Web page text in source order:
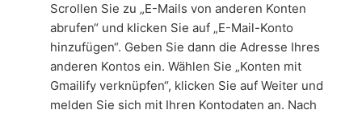
Scrollen Sie zu „E-Mails von anderen Konten
abrufen“ und klicken Sie auf „E-Mail-Konto
hinzufügen“. Geben Sie dann die Adresse Ihres
anderen Kontos ein. Wählen Sie „Konten mit
Gmailify verknüpfen“, klicken Sie auf Weiter und
melden Sie sich mit Ihren Kontodaten an. Nach